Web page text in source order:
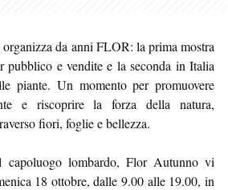
organizza da anni FLOR: la prima mostra
pubblico e vendite e la seconda in Italia
piante. Un momento per promuovere
e riscoprire la forza della natura,
fiori, foglie e bellezza.
lombardo, Flor Autunno vi
18 ottobre, dalle 9.00 alle 19.00, in